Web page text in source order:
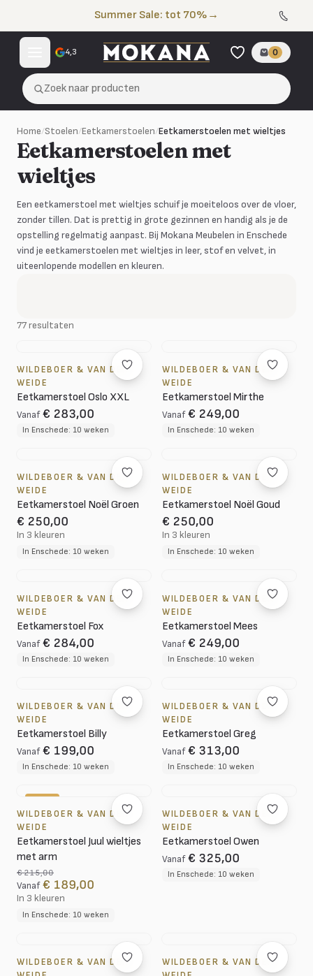
Summer Sale: tot 70% →
4,3 0
Zoek naar producten
Home/Stoelen/Eetkamerstoelen/Eetkamerstoelen met wieltjes
Eetkamerstoelen met
wieltjes
Een eetkamerstoel met wieltjes schuif je moeiteloos over de vloer,
zonder tillen. Dat is prettig in grote gezinnen en handig als je de
opstelling regelmatig aanpast. Bij Mokana Meubelen in Enschede
vind je eetkamerstoelen met wieltjes in leer, stof en velvet, in
uiteenlopende modellen en kleuren.
77 resultaten
WILDEBOER & VAN DER
WEIDE
Eetkamerstoel Oslo XXL
Vanaf € 283,00
In Enschede: 10 weken
WILDEBOER & VAN DER
WEIDE
Eetkamerstoel Mirthe
Vanaf € 249,00
In Enschede: 10 weken
WILDEBOER & VAN DER
WEIDE
Eetkamerstoel Noël Groen
€ 250,00
In 3 kleuren
In Enschede: 10 weken
WILDEBOER & VAN DER
WEIDE
Eetkamerstoel Noël Goud
€ 250,00
In 3 kleuren
In Enschede: 10 weken
WILDEBOER & VAN DER
WEIDE
Eetkamerstoel Fox
Vanaf € 284,00
In Enschede: 10 weken
WILDEBOER & VAN DER
WEIDE
Eetkamerstoel Mees
Vanaf € 249,00
In Enschede: 10 weken
WILDEBOER & VAN DER
WEIDE
Eetkamerstoel Billy
Vanaf € 199,00
In Enschede: 10 weken
WILDEBOER & VAN DER
WEIDE
Eetkamerstoel Greg
Vanaf € 313,00
In Enschede: 10 weken
WILDEBOER & VAN DER
WEIDE
Eetkamerstoel Juul wieltjes
met arm
€ 215,00
Vanaf € 189,00
In 3 kleuren
In Enschede: 10 weken
WILDEBOER & VAN DER
WEIDE
Eetkamerstoel Owen
Vanaf € 325,00
In Enschede: 10 weken
WILDEBOER & VAN DER
WILDEBOER & VAN DER